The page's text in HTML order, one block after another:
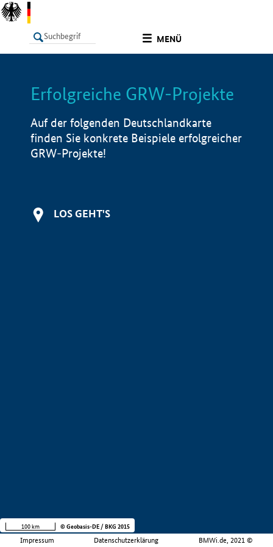
MENÜ
LISTE Info
Erfolgreiche GRW-Projekte
Auf der folgenden Deutschlandkarte
finden Sie konkrete Beispiele erfolgreicher
GRW-Projekte!
LOS GEHT'S
Impressum Datenschutzerklärung BMWi.de, 2021 ©
100 km © Geobasis-DE / BKG 2015